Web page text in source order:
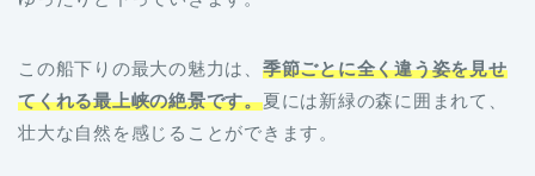
この船下りの最大の魅力は、 季節ごとに全く違う姿を見せ
てくれる最上峡の絶景です。夏には新緑の森に囲まれて、
壮大な自然を感じることができます。